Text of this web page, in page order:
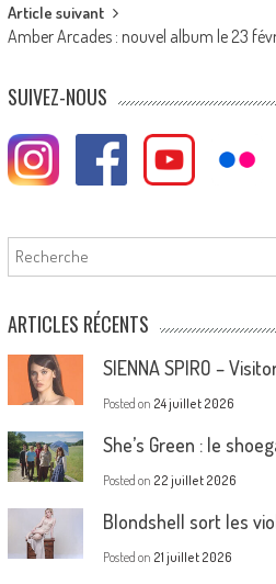
Article suivant
Amber Arcades : nouvel album le 23
SUIVEZ-NOUS
Rechercher
ARTICLES RÉCENTS
SIENNA SPIRO –
Posted on 24 juillet 2026
She’s Green : le
Posted on 22 juillet 2026
Blondshell sort les
Posted on 21 juillet 2026